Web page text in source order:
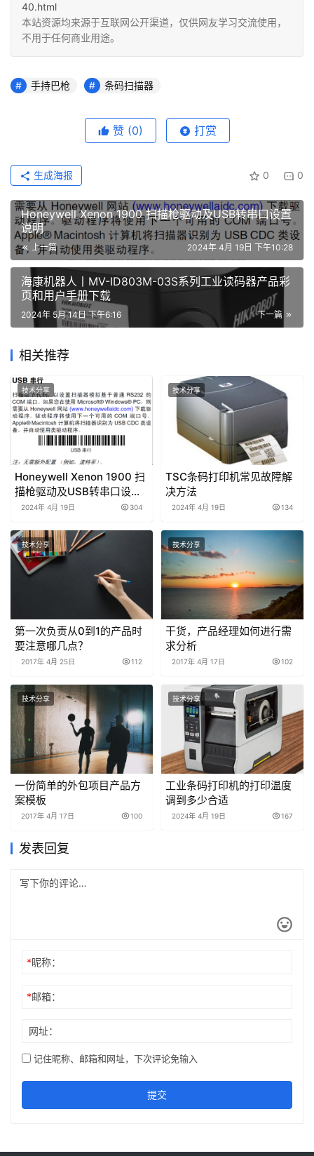
40.html
本站资源均来源于互联网公开渠道，仅供网友学习交流使用，
不用于任何商业用途。
手持巴枪 条码扫描器
赞 (0) 打赏
0 0
生成海报
Honeywell Xenon 1900 扫描枪驱动及USB转串口设置
说明
上一篇 2024年 4月 19日 下午10:28
海康机器人丨MV-ID803M-03S系列工业读码器产品彩
页和用户手册下载
下一篇
2024年 5月 14日 下午6:16
相关推荐
技术分享
Honeywell Xenon 1900 扫
描枪驱动及USB转串口设置
说明
2024年 4月 19日 304
技术分享
TSC条码打印机常见故障解
决方法
2024年 4月 19日 134
技术分享
第一次负责从0到1的产品时
要注意哪几点？
2017年 4月 25日 112
技术分享
干货，产品经理如何进行需
求分析
2017年 4月 17日 102
技术分享
一份简单的外包项目产品方
案模板
2017年 4月 17日 100
技术分享
工业条码打印机的打印温度
调到多少合适
2024年 4月 19日 167
发表回复
*昵称：
*邮箱：
网址：
记住昵称、邮箱和网址，下次评论免输入
提交